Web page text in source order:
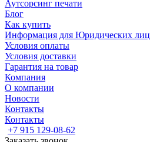
Аутсорсинг печати
Блог
Как купить
Информация для Юридических лиц
Условия оплаты
Условия доставки
Гарантия на товар
Компания
О компании
Новости
Контакты
Контакты
+7 915 129-08-62